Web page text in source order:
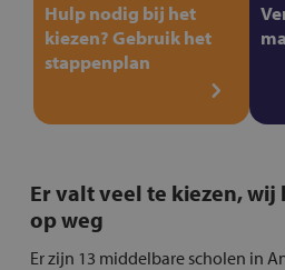
Hulp nodig bij het
kiezen? Gebruik het
stappenplan
Er valt veel te kiezen,
op weg
Er zijn 13 middelbare scholen in